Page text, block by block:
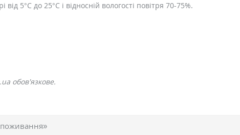
5°C до 25°C і відносній вологості повітря 70-75%.
обов'язкове.